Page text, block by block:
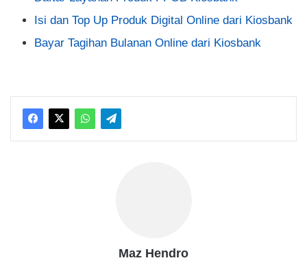
Isi dan Top Up Produk Digital Online dari Kiosbank
Bayar Tagihan Bulanan Online dari Kiosbank
Maz Hendro